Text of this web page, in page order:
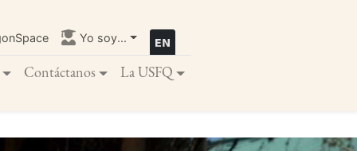
Yo soy...
Contáctanos La USFQ